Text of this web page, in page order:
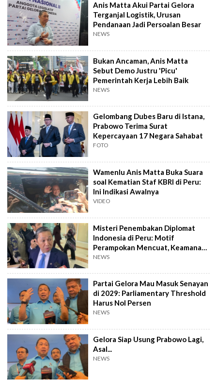
Anis Matta Akui Partai Gelora
Terganjal Logistik, Urusan
Pendanaan Jadi Persoalan Besar
NEWS
Bukan Ancaman, Anis Matta
Sebut Demo Justru 'Picu'
Pemerintah Kerja Lebih Baik
NEWS
Gelombang Dubes Baru di Istana,
Prabowo Terima Surat
Kepercayaan 17 Negara Sahabat
FOTO
Wamenlu Anis Matta Buka Suara
soal Kematian Staf KBRI di Peru:
Ini Indikasi Awalnya
VIDEO
Misteri Penembakan Diplomat
Indonesia di Peru: Motif
Perampokan Mencuat, Keamanan
Diplomat Disorot
NEWS
Partai Gelora Mau Masuk Senayan
di 2029: Parliamentary Threshold
Harus Nol Persen
NEWS
Gelora Siap Usung Prabowo Lagi,
Asal...
NEWS